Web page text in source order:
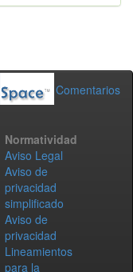
Comentarios
Normatividad
Aviso Legal
Aviso de
privacidad
simplificado
Aviso de
privacidad
Lineamientos
para la